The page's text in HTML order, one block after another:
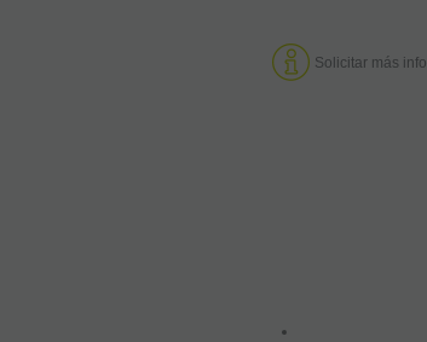
Solicitar más info